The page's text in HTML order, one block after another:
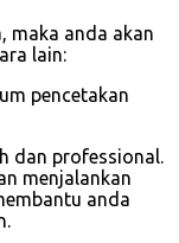
maka anda akan
lain:
pencetakan
dan professional.
menjalankan
anda